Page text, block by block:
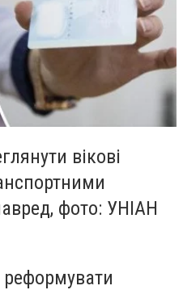
вікові
фото: УНІАН
реформувати